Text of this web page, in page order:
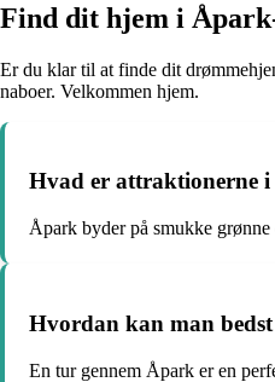
Find dit hjem i
Er du klar til at finde dit
naboer. Velkommen hjem.
Hvad er attraktionerne
Åpark byder på smukke
Hvordan kan man
En tur gennem Åpark er en